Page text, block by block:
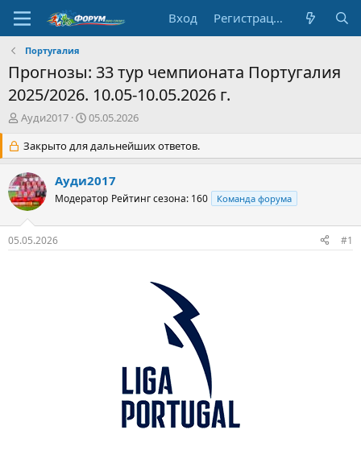
Вход Регистрация
Португалия
Прогнозы: 33 тур чемпионата Португалия
2025/2026. 10.05-10.05.2026 г.
А
т
о
р
т
е
м
Ауди2017
Д
т
а
н
а
ч
а
05.05.2026
Закрыто для дальнейших ответов.
Ауди2017
Модератор Рейтинг сезона: 160 Команда форума
05.05.2026 #1